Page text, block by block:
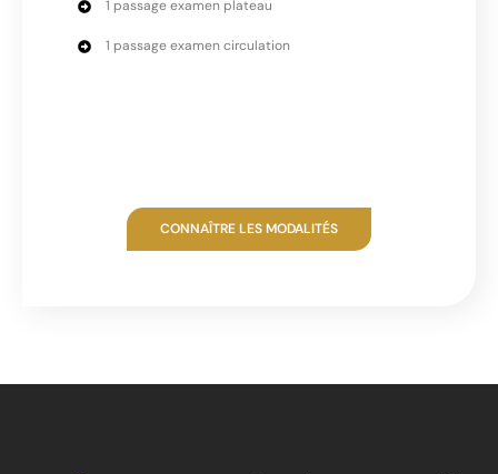
1 passage examen plateau
1 passage examen circulation
CONNAÎTRE LES MODALITÉS